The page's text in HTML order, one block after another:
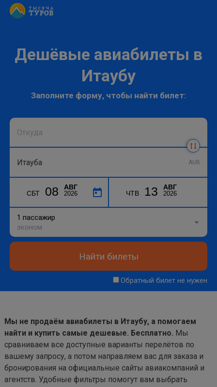
Дешёвые авиабилеты в
Итаубу
Заполните форму, чтобы найти билет:
AUB
СБТ 08 АВГ
2026 ЧТВ 13 АВГ
2026
1 пассажир
эконом
Найти билеты
Обратный билет не нужен
Мы не продаём авиабилеты в Итаубу, а помогаем
найти и купить самые дешевые. Бесплатно. Мы
сравниваем все доступные варианты перелётов по
вашему запросу, а потом направляем вас для заказа и
бронирования на официальные сайты авиакомпаний и
агентств. Удобные фильтры помогут вам выбрать